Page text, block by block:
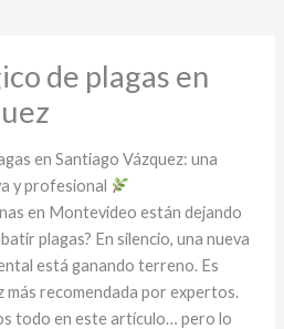
de plagas en
en Santiago Vázquez: una
y profesional
en Montevideo están dejando
plagas? En silencio, una nueva
está ganando terreno. Es
más recomendada por expertos.
todo en este artículo… pero lo